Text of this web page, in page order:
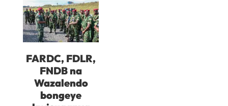
FARDC, FDLR,
FNDB na
Wazalendo
bongeye